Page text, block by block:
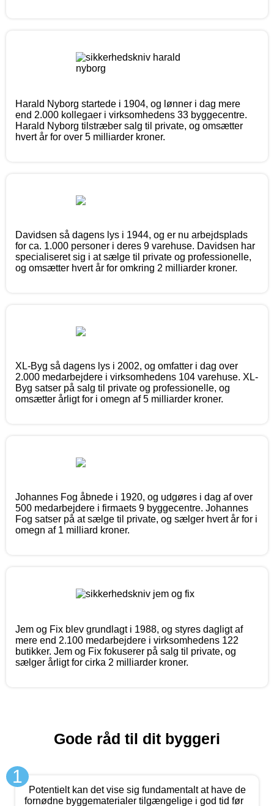
Harald Nyborg startede i 1904, og lønner i dag mere
end 2.000 kollegaer i virksomhedens 33 byggecentre.
Harald Nyborg tilstræber salg til private, og omsætter
hvert år for over 5 milliarder kroner.
Davidsen så dagens lys i 1944, og er nu arbejdsplads
for ca. 1.000 personer i deres 9 varehuse. Davidsen har
specialiseret sig i at sælge til private og professionelle,
og omsætter hvert år for omkring 2 milliarder kroner.
XL-Byg så dagens lys i 2002, og omfatter i dag over
2.000 medarbejdere i virksomhedens 104 varehuse. XL-
Byg satser på salg til private og professionelle, og
omsætter årligt for i omegn af 5 milliarder kroner.
Johannes Fog åbnede i 1920, og udgøres i dag af over
500 medarbejdere i firmaets 9 byggecentre. Johannes
Fog satser på at sælge til private, og sælger hvert år for i
omegn af 1 milliard kroner.
Jem og Fix blev grundlagt i 1988, og styres dagligt af
mere end 2.100 medarbejdere i virksomhedens 122
butikker. Jem og Fix fokuserer på salg til private, og
sælger årligt for cirka 2 milliarder kroner.
Gode råd til dit byggeri
1
Potentielt kan det vise sig fundamentalt at have de
fornødne byggematerialer tilgængelige i god tid før